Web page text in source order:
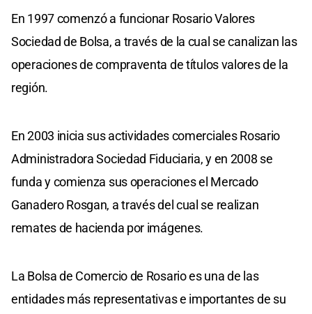
En 1997 comenzó a funcionar Rosario Valores
Sociedad de Bolsa, a través de la cual se canalizan las
operaciones de compraventa de títulos valores de la
región.
En 2003 inicia sus actividades comerciales Rosario
Administradora Sociedad Fiduciaria, y en 2008 se
funda y comienza sus operaciones el Mercado
Ganadero Rosgan, a través del cual se realizan
remates de hacienda por imágenes.
La Bolsa de Comercio de Rosario es una de las
entidades más representativas e importantes de su